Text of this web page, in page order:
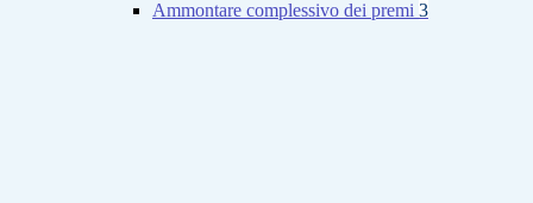
Ammontare complessivo dei premi 3